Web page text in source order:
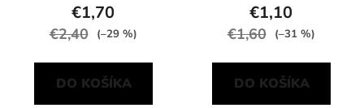
€1,70
€2,40 (–29 %)
DO KOŠÍKA
€1,10
€1,60 (–31 %)
DO KOŠÍKA